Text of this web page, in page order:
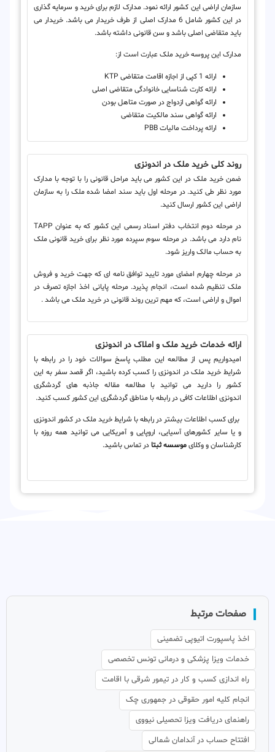
سازمان اراضی این کشور ارائه نمود. مدارک لازم برای خرید و سرمایه گذاری
در این کشور شامل 6 مدارک اصلی از طرف خریدار می باشد. خریدار می
باید متقاضی اصلی باشد و سن قانونی داشته باشد.
مدارک این پروسه خرید ملک عبارت است از:
ارائه 1 کپی از اجازه اقامت متقاضی KTP
ارائه کارت شناسایی خانوادگی متقاضی اصلی
ارائه گواهی ازدواج در صورت متاهل بودن
ارائه گواهی سند مالکیت متقاضی
ارائه پرداخت مالیات PBB
روند کلی خرید ملک در اندونزی
ضمن خرید ملک در این کشور می باید مراحل قانونی را با توجه با مدارک
مورد نظر طی کنید. در مرحله اول باید سند امضا شده ملک را به سازمان
اراضی این کشور ارسال کنید.
در مرحله دوم انتخاب دفتر اسناد رسمی این کشور که به عنوان TAPP
نام دارد می باشد. در مرحله سوم سپرده مورد نظر برای خرید قانونی ملک
به حساب مالک واریز شود.
در مرحله چهارم امضای مورد تایید توافق نامه ای که جهت خرید و فروش
ملک تنظیم شده است، انجام پذیرد. مرحله پایانی اخذ اجازه تصرف در
اموال و اراضی است، که مهم ترین روند قانونی در خرید ملک می باشد .
ارائه خدمات خرید ملک و املاک در اندونزی
امیدواریم پس از مطالعه این مطلب پاسخ سوالات خود را در رابطه با
شرایط خرید ملک در اندونزی را کسب کرده باشید، اگر قصد سفر به این
کشور را دارید می توانید با مطالعه مقاله جاذبه های گردشگری
اندونزی اطلاعات کافی در رابطه با مناطق گردشگری این کشور کسب کنید.
برای کسب اطلاعات بیشتر در رابطه با شرایط خرید ملک در کشور اندونزی
و یا سایر کشورهای آسیایی، اروپایی و آمریکایی می توانید همه روزه با
کارشناسان و وکلایموسسه ثبتا در تماس باشید.
صفحات مرتبط
اخذ پاسپورت اتیوپی تضمینی
خدمات ویزا پزشکی و درمانی تونس تخصصی
راه اندازی کسب و کار در تیمور شرقی با اقامت
انجام کلیه امور حقوقی در جمهوری چک
راهنمای دریافت ویزا تحصیلی نیووی
افتتاح حساب در آندامان شمالی